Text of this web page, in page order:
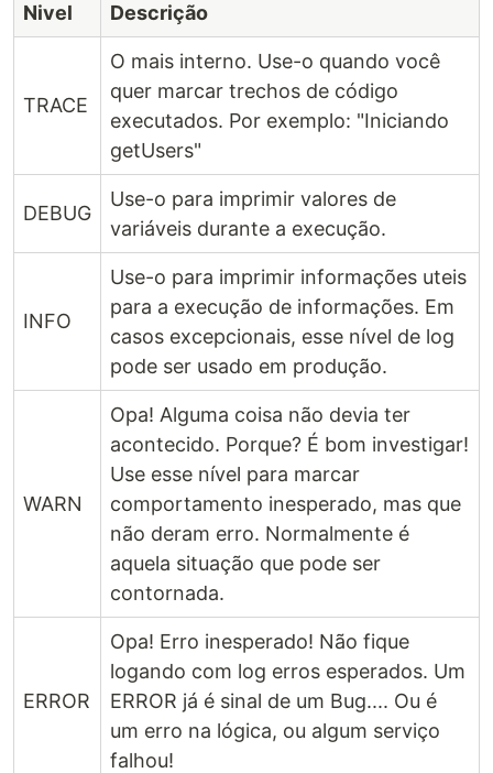
Nivel Descrição
TRACE
O mais interno. Use-o quando você
quer marcar trechos de código
executados. Por exemplo: "Iniciando
getUsers"
DEBUG
Use-o para imprimir valores de
variáveis durante a execução.
INFO
Use-o para imprimir informações uteis
para a execução de informações. Em
casos excepcionais, esse nível de log
pode ser usado em produção.
WARN
Opa! Alguma coisa não devia ter
acontecido. Porque? É bom investigar!
Use esse nível para marcar
comportamento inesperado, mas que
não deram erro. Normalmente é
aquela situação que pode ser
contornada.
ERROR
Opa! Erro inesperado! Não fique
logando com log erros esperados. Um
ERROR já é sinal de um Bug.... Ou é
um erro na lógica, ou algum serviço
falhou!